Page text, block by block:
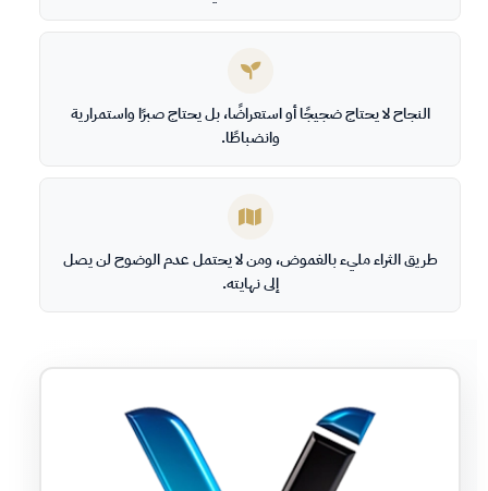
النجاح لا يحتاج ضجيجًا أو استعراضًا، بل يحتاج صبرًا واستمرارية
وانضباطًا.
طريق الثراء مليء بالغموض، ومن لا يحتمل عدم الوضوح لن يصل
إلى نهايته.